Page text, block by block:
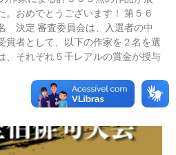
。おめでとうございます！ 第５６
決定 審査委員会は、入選者の中
賞者として、以下の作家を２名を選
、それぞれ５千レアルの賞金が授与